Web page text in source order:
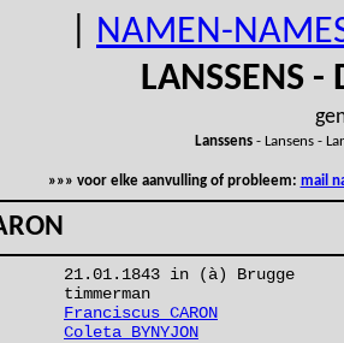
NAMEN-
LANSSENS
Lanssens- Lansens -
»»» voor elke aanvulling of probleem: mail
21.01.1843 in (à) Brugge
timmerman
Franciscus CARON
Coleta BYNYJON